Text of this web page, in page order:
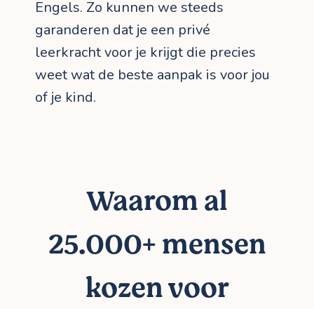
Engels. Zo kunnen we steeds
garanderen dat je een privé
leerkracht voor je krijgt die precies
weet wat de beste aanpak is voor jou
of je kind.
Waarom al
25.000+ mensen
kozen voor